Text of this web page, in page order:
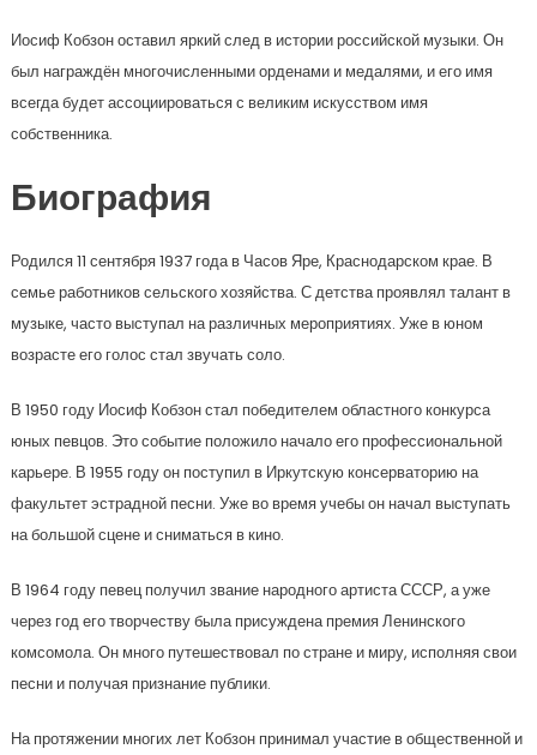
Иосиф Кобзон оставил яркий след в истории российской музыки. Он
был награждён многочисленными орденами и медалями, и его имя
всегда будет ассоциироваться с великим искусством имя
собственника.
Биография
Родился 11 сентября 1937 года в Часов Яре, Краснодарском крае. В
семье работников сельского хозяйства. С детства проявлял талант в
музыке, часто выступал на различных мероприятиях. Уже в юном
возрасте его голос стал звучать соло.
В 1950 году Иосиф Кобзон стал победителем областного конкурса
юных певцов. Это событие положило начало его профессиональной
карьере. В 1955 году он поступил в Иркутскую консерваторию на
факультет эстрадной песни. Уже во время учебы он начал выступать
на большой сцене и сниматься в кино.
В 1964 году певец получил звание народного артиста СССР, а уже
через год его творчеству была присуждена премия Ленинского
комсомола. Он много путешествовал по стране и миру, исполняя свои
песни и получая признание публики.
На протяжении многих лет Кобзон принимал участие в общественной и